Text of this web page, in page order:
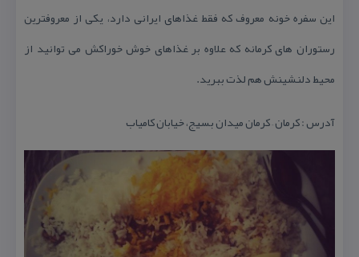
این سفره خونه معروف كه فقط غذاهای ایرانی دارد، یكی از معروفترین
رستوران های كرمانه كه علاوه بر غذاهای خوش خوراكش می توانید از
محیط دلنشینش هم لذت ببرید.
آدرس : كرمان – كرمان میدان بسیج، خیابان كامیاب